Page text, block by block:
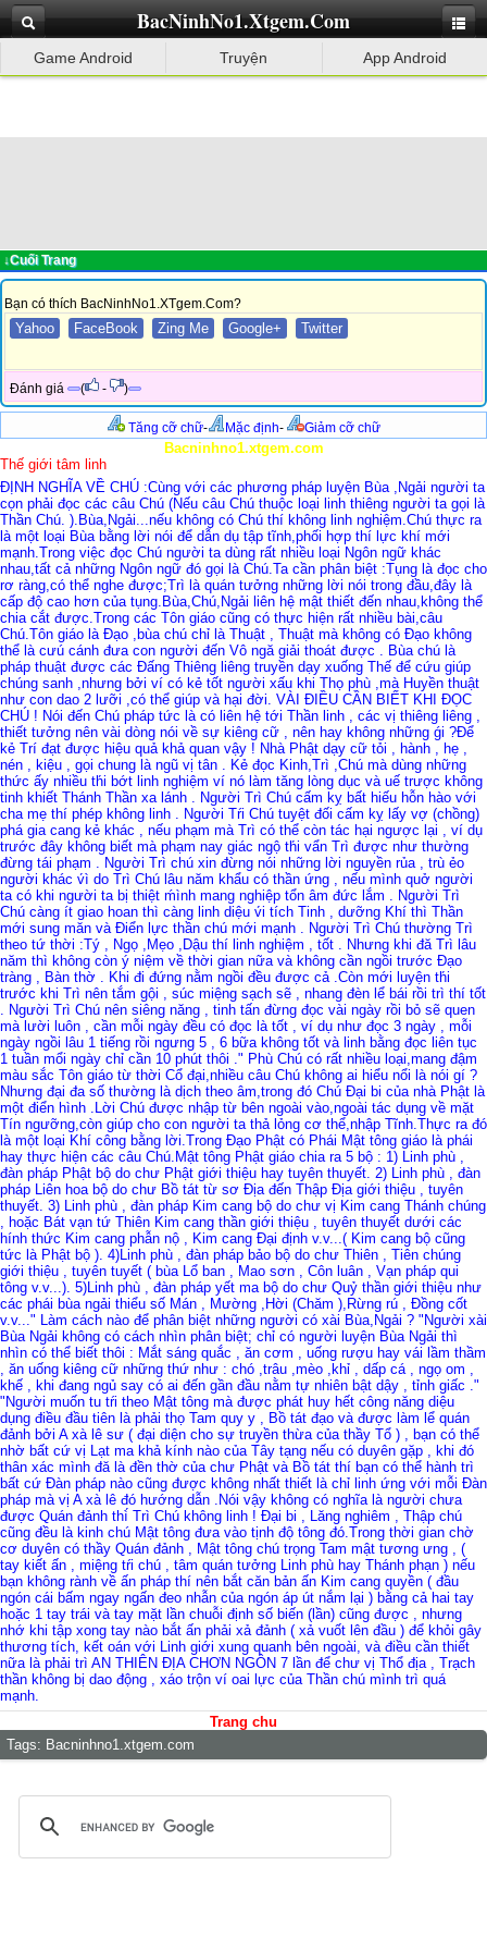
BacNinhNo1.Xtgem.Com
Game Android Truyện App Android
↓Cuối Trang
Bạn có thích BacNinhNo1.XTgem.Com?
Yahoo FaceBook Zing Me Google+ Twitter
Đánh giá ( - )
Tăng cỡ chữ- Mặc định- Giảm cỡ chữ
Bacninhno1.xtgem.com
Thế giới tâm linh
ĐỊNH NGHĨA VỀ CHÚ :Cùng với các phương pháp luyện Bùa ,Ngải người ta
cọn phải đọc các câu Chú (Nếu câu Chú thuộc loại linh thiêng người ta gọi là
Thần Chú. ).Bùa,Ngải...nếu không có Chú thí không linh nghiệm.Chú thực ra
là một loại Bùa bằng lời nói để dẫn dụ tập tĩnh,phối hợp thí lực khí mới
mạnh.Trong việc đọc Chú người ta dùng rất nhiều loại Ngôn ngữ khác
nhau,tất cả những Ngôn ngữ đó gọi là Chú.Ta cần phân biệt :Tụng là đọc cho
rơ ràng,có thể nghe được;Trì là quán tưởng những lời nói trong đầu,đây là
cấp độ cao hơn của tụng.Bùa,Chú,Ngải liên hệ mật thiết đến nhau,không thể
chia cắt được.Trong các Tôn giáo cũng có thực hiện rất nhiều bài,câu
Chú.Tôn giáo là Đạo ,bùa chú chỉ là Thuật , Thuật mà không có Đạo không
thể là cưú cánh đưa con người đến Vô ngă giải thoát được . Bùa chú là
pháp thuật được các Đấng Thiêng liêng truyền dạy xuống Thế để cứu giúp
chúng sanh ,nhưng bởi ví có kẻ tốt người xấu khi Thọ phù ,mà Huyền thuật
như con dao 2 lưỡi ,có thể giúp và hại đời. VÀI ĐIỀU CẦN BIẾT KHI ĐỌC
CHÚ ! Nói đến Chú pháp tức là có liên hệ tới Thần linh , các vị thiêng liêng ,
thiết tưởng nên vài dòng nói về sự kiêng cữ , nên hay không những ǵi ?Để
kẻ Trí đạt được hiệu quả khả quan vậy ! Nhà Phật dạy cữ tỏi , hành , hẹ ,
nén , kiệu , gọi chung là ngũ vị tân . Kẻ đọc Kinh,Trì ,Chú mà dùng những
thức ấy nhiều th́i bớt linh nghiệm ví nó làm tăng lòng dục và uế trược không
tinh khiết Thánh Thần xa lánh . Người Trì Chú cấm kỵ bất hiếu hỗn hào với
cha mẹ thí phép không linh . Người Tŕi Chú tuyệt đối cấm kỵ lấy vợ (chồng)
phá gia cang kẻ khác , nếu phạm mà Trì có thể còn tác hại ngược lại , ví dụ
trước đây không biết mà phạm nay giác ngộ th́i vẩn Trì được như thường
đừng tái phạm . Người Trì chú xin đừng nói những lời nguyền rủa , trù ẻo
người khác v́ì do Trì Chú lâu năm khẩu có thần ứng , nếu mình quở người
ta có khi người ta bị thiệt ḿình mang nghiệp tổn âm đức lắm . Người Trì
Chú càng ít giao hoan thì càng linh diệu v́i tích Tinh , dưỡng Khí thì Thần
mới sung măn và Điển lực thần chú mới mạnh . Người Trì Chú thường Trì
theo tứ thời :Tý , Ngọ ,Mẹo ,Dậu thí linh nghiệm , tốt . Nhưng khi đă Trì lâu
năm thì không còn ý niệm về thời gian nữa và không cần ngồi trước Đạo
tràng , Bàn thờ . Khi đi đứng nằm ngồi đều được cả .Còn mới luyện th́i
trước khi Trì nên tắm gội , súc miệng sạch sẽ , nhang đèn lể bái rồi trì thí tốt
. Người Trì Chú nên siêng năng , tinh tấn đừng đọc vài ngày rồi bỏ sẽ quen
mà lười luôn , cần mỗi ngày đều có đọc là tốt , ví dụ như đọc 3 ngày , mỗi
ngày ngồi lâu 1 tiếng rồi ngưng 5 , 6 bữa không tốt và linh bằng đọc liên tục
1 tuần mổi ngày chỉ cần 10 phút thôi ." Phù Chú có rất nhiều loại,mang đậm
màu sắc Tôn giáo từ thời Cổ đại,nhiều câu Chú không ai hiểu nổi là nói gí ?
Nhưng đại đa số thường là dịch theo âm,trong đó Chú Đại bi của nhà Phật là
một điển hình .Lời Chú được nhập từ bên ngoài vào,ngoài tác dụng về mặt
Tín ngưỡng,còn giúp cho con người ta thả lỏng cơ thể,nhập Tĩnh.Thực ra đó
là một loại Khí công bằng lời.Trong Đạo Phật có Phái Mật tông giáo là phái
hay thực hiện các câu Chú.Mật tông Phật giáo chia ra 5 bộ : 1) Linh phù ,
đàn pháp Phật bộ do chư Phật giới thiệu hay tuyên thuyết. 2) Linh phù , đàn
pháp Liên hoa bộ do chư Bồ tát từ sơ Địa đến Thập Địa giới thiệu , tuyên
thuyết. 3) Linh phù , đàn pháp Kim cang bộ do chư vị Kim cang Thánh chúng
, hoặc Bát vạn tứ Thiên Kim cang thần giới thiệu , tuyên thuyết dưới các
hính thức Kim cang phẫn nộ , Kim cang Đại định v.v...( Kim cang bộ cũng
tức là Phật bộ ). 4)Linh phù , đàn pháp bảo bộ do chư Thiên , Tiên chúng
giới thiệu , tuyên tuyết ( bùa Lổ ban , Mao sơn , Côn luân , Vạn pháp qui
tông v.v...). 5)Linh phù , đàn pháp yết ma bộ do chư Quỷ thần giới thiệu như
các phái bùa ngải thiểu số Mán , Mường ,Hời (Chăm ),Rừng rú , Đồng cốt
v.v..." Làm cách nào để phân biệt những người có xài Bùa,Ngải ? "Người xài
Bùa Ngải không có cách nhìn phân biệt; chỉ có người luyện Bùa Ngải thì
nhìn có thể biết thôi : Mắt sáng quắc , ăn cơm , uống rượu hay vái lầm thầm
, ăn uống kiêng cữ những thứ như : chó ,trâu ,mèo ,khỉ , dấp cá , ngọ om ,
khế , khi đang ngủ say có ai đến gần đầu nằm tự nhiên bật dậy , tỉnh giấc ."
"Người muốn tu tŕi theo Mật tông mà được phát huy hết công năng diệu
dụng điều đầu tiên là phải thọ Tam quy y , Bồ tát đạo và được làm lể quán
đảnh bởi A xà lê sư ( đại diện cho sự truyền thừa của thầy Tổ ) , bạn có thể
nhờ bất cứ vị Lạt ma khả kính nào của Tây tạng nếu có duyên gặp , khi đó
thân xác mình đă là đền thờ của chư Phật và Bồ tát thí bạn có thể hành trì
bất cứ Đàn pháp nào cũng được không nhất thiết là chỉ linh ứng với mỗi Đàn
pháp mà vị A xà lê đó hướng dẫn .Nói vậy không có nghĩa là người chưa
được Quán đảnh thì́ Trì Chú không linh ! Đại bi , Lăng nghiêm , Thập chú
cũng đều là kinh chú Mật tông đưa vào tịnh độ tông đó.Trong thời gian chờ
cơ duyên có thầy Quán đảnh , Mật tông chú trọng Tam mật tương ưng , (
tay kiết ấn , miệng tŕi chú , tâm quán tưởng Linh phù hay Thánh phạn ) nếu
bạn không rành về ấn pháp thí nên bắt căn bản ấn Kim cang quyền ( đầu
ngón cái bấm ngay ngấn đeo nhẫn của ngón áp út nắm lại ) bằng cả hai tay
hoặc 1 tay trái và tay mặt lần chuỗi định số biến (lần) cũng được , nhưng
nhớ khi tập xong tay nào bắt ấn phải xả đảnh ( xả vuốt lên đầu ) để khỏi gây
thương tích, kết oán với Linh giới xung quanh bên ngoài, và điều cần thiết
nữa là phải trì AN THIÊN ĐỊA CHƠN NGÔN 7 lần để chư vị Thổ địa , Trạch
thần không bị dao động , xáo trộn ví oai lực của Thần chú mình trì quá
mạnh.
Trang chu
Tags: Bacninhno1.xtgem.com